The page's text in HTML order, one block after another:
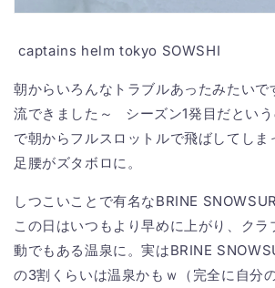
captains helm tokyo SOWSHI
朝からいろんなトラブルあったみたいで
流できました～ シーズン1発目だとい
で朝からフルスロットルで飛ばしてしま
足腰がズタボロに。
しつこいことで有名なBRINE
この日はいつもより早めに上がり、クラ
動でもある温泉に。実はBRINE
の3割くらいは温泉かもｗ（完全に自分